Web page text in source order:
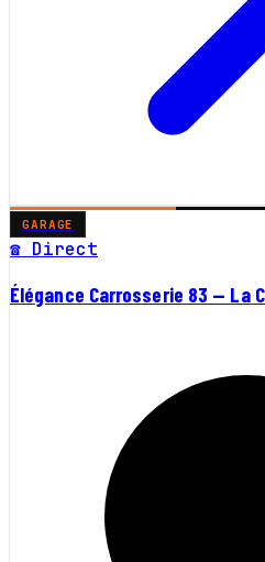
GARAGE
☎ Direct
Élégance Carrosserie 83 — La